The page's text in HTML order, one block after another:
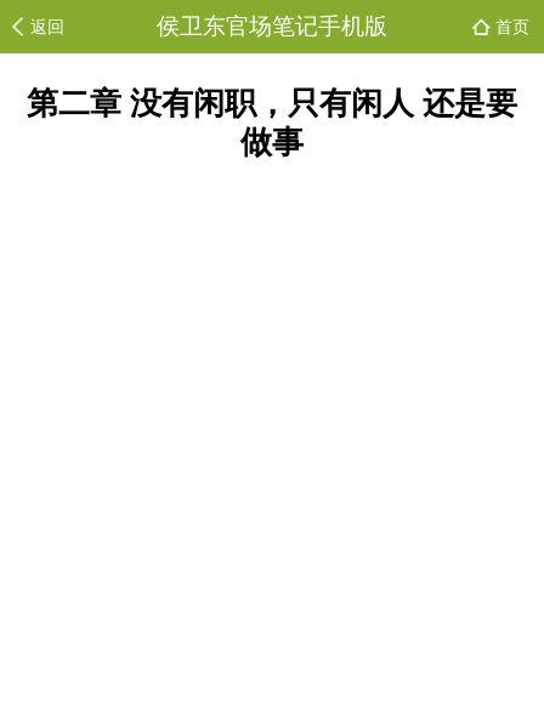
返回 侯卫东官场笔记手机版 首页
第二章 没有闲职，只有闲人 还是要
做事